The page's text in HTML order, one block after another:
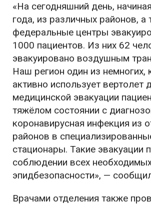
«На сегодняшний день,
года, из различных районов, а
федеральные центры
1000 пациентов. Из них 62
эвакуировано воздушным
Наш регион один из немногих,
активно использует вертолет
медицинской эвакуации
тяжёлом состоянии с
коронавирусная инфекция из
районов в
стационары. Такие эвакуации
соблюдении всех
эпидбезопасности», —
Врачами отделения также